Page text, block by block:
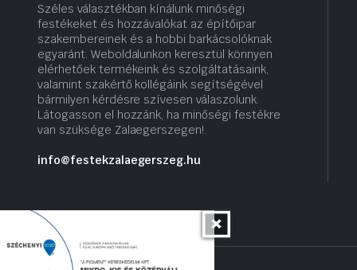
Széles választékban kínálunk minőségi
festékeket és hozzávalókat az építőipar
szakembereinek és a hobbi barkácsolóknak
egyaránt. Weboldalunkon keresztül könnyen
elérhetőek termékeink és szolgáltatásaink,
valamint szakértő kollégáink segítségével
bármilyen kérdésre szívesen válaszolunk.
Látogasson el hozzánk, ha minőségi festékre
van szüksége Zalaegerszegen!.
info@festekzalaegerszeg.hu